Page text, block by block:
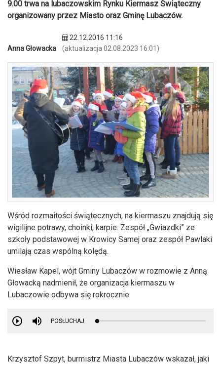
9.00 trwa na lubaczowskim Rynku Kiermasz Świąteczny
organizowany przez Miasto oraz Gminę Lubaczów.
Anna Głowacka
22.12.2016 11:16
(aktualizacja 02.08.2023 16:01)
Wśród rozmaitości świątecznych, na kiermaszu znajdują się
wigilijne potrawy, choinki, karpie. Zespół „Gwiazdki” ze
szkoły podstawowej w Krowicy Samej oraz zespół Pawlaki
umilają czas wspólną kolędą.
Wiesław Kapel, wójt Gminy Lubaczów w rozmowie z Anną
Głowacką nadmienił, że organizacja kiermaszu w
Lubaczowie odbywa się rokrocznie.
POSŁUCHAJ
Krzysztof Szpyt, burmistrz Miasta Lubaczów wskazał, jaki